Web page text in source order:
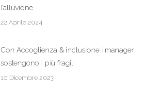
l’alluvione
22 Aprile 2024
Con Accoglienza & inclusione i manager
sostengono i più fragili
10 Dicembre 2023